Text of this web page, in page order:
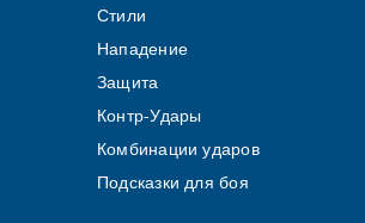
Стили
Нападение
Защита
Контр-Удары
Комбинации ударов
Подсказки для боя